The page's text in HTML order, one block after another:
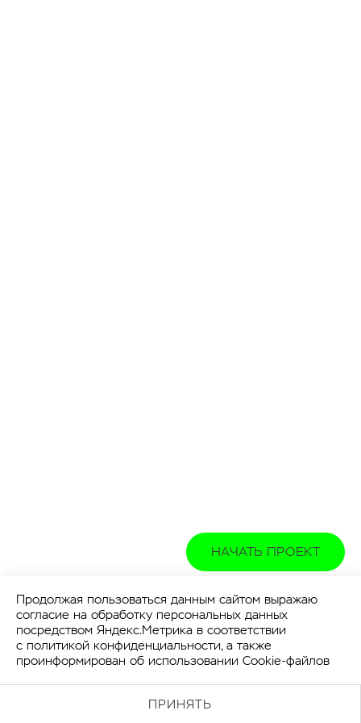
НАЧАТЬ ПРОЕКТ
Продолжая пользоваться данным сайтом выражаю
согласие на обработку персональных данных
посредством Яндекс.Метрика в соответствии
с политикой конфиденциальности, а также
проинформирован об использовании Cookie-файлов
ПРИНЯТЬ